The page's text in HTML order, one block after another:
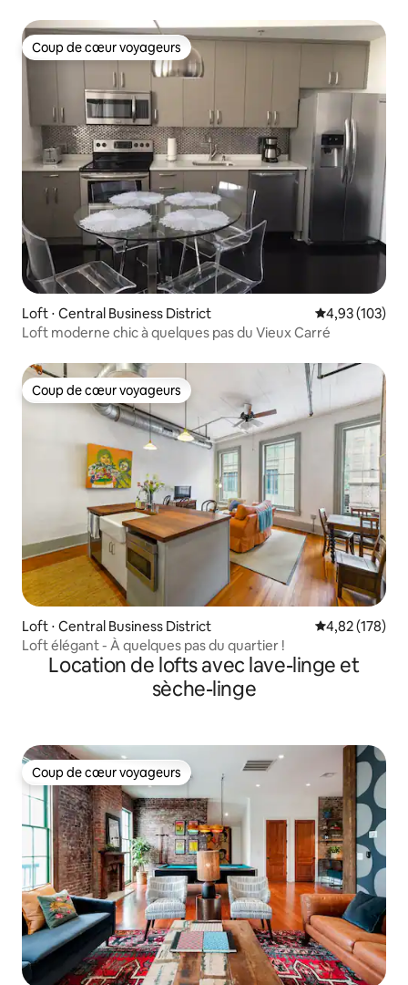
Coup de cœur voyageurs
Coup de cœur voyageurs
Loft ⋅ Central Business District Évaluation
4,93 (103)
Loft moderne chic à quelques pas du Vieux Carré
Coup de cœur voyageurs
Coup de cœur voyageurs
Loft ⋅ Central Business District Évaluation
4,82 (178)
Loft élégant - À quelques pas du quartier !
Location de lofts avec lave-linge et
sèche-linge
Coup de cœur voyageurs
Coup de cœur voyageurs